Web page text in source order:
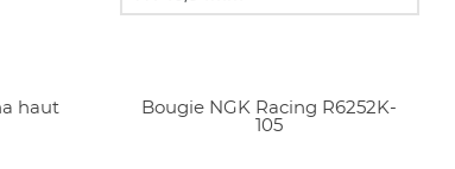
haut
Bougie NGK Racing R6252K-
105